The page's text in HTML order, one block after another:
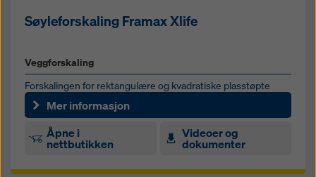
Søyleforskaling Framax Xlife
Veggforskaling
Forskalingen for rektangulære og kvadratiske plasstøpte
søylerMer informasjon
Åpne i
nettbutikken
Videoer og
dokumenter